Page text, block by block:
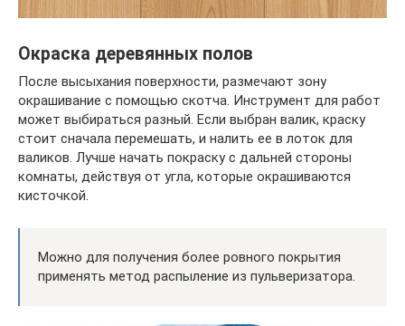
Окраска деревянных полов
После высыхания поверхности, размечают зону
окрашивание с помощью скотча. Инструмент для работ
может выбираться разный. Если выбран валик, краску
стоит сначала перемешать, и налить ее в лоток для
валиков. Лучше начать покраску с дальней стороны
комнаты, действуя от угла, которые окрашиваются
кисточкой.
Можно для получения более ровного покрытия
применять метод распыление из пульверизатора.